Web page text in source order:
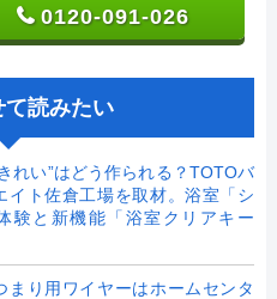
0120-091-026
て読みたい
れい”はどう作られる？TOTOバ
イト佐倉工場を取材。浴室「シ
験と新機能「浴室クリアキー
まり用ワイヤーはホームセンタ